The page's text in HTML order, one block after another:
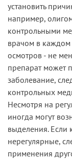
установить
например,
контрольными
врачом в каждом
осмотров - не
препарат может
заболевание,
контрольных
Несмотря на
иногда могут
выделения. Если
нерегулярные,
применения